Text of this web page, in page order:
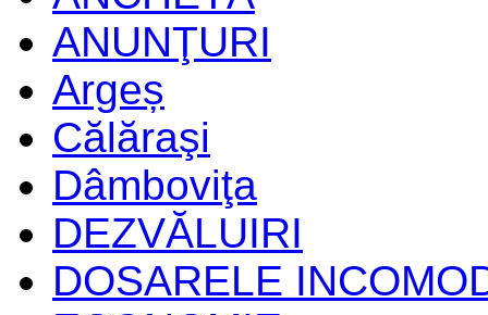
ANUNŢURI
Argeș
Călăraşi
Dâmboviţa
DEZVĂLUIRI
DOSARELE